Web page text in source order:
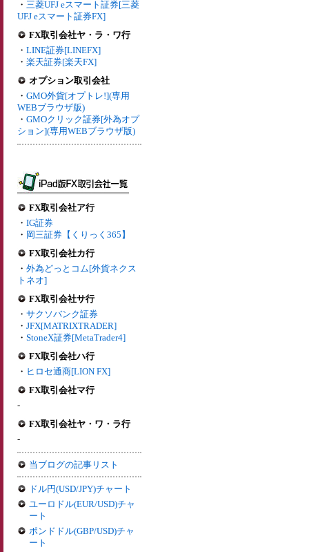
・ 三菱UFJ eスマート証券[三菱
UFJ eスマート証券FX]
FX取引会社ヤ・ラ・ワ行
・ LINE証券[LINEFX]
・ 楽天証券[楽天FX]
オプション取引会社
・ GMO外貨[オプトレ!](専用
WEBブラウザ版)
・ GMOクリック証券[外為オプ
ション](専用WEBブラウザ版)
FX取引会社ア行
・ IG証券
・ 岡三証券【くりっく365】
FX取引会社カ行
・ 外為どっとコム[外貨ネクス
トネオ]
FX取引会社サ行
・ サクソバンク証券
・ JFX[MATRIXTRADER]
・ StoneX証券[MetaTrader4]
FX取引会社ハ行
・ ヒロセ通商[LION FX]
FX取引会社マ行
-
FX取引会社ヤ・ワ・ラ行
-
当ブログの記事リスト
ドル円(USD/JPY)チャート
ユーロドル(EUR/USD)チャ
ート
ポンドドル(GBP/USD)チャ
ート